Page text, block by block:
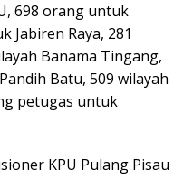
698 orang untuk
Jabiren Raya, 281
Banama Tingang,
Batu, 509 wilayah
petugas untuk
KPU Pulang Pisau